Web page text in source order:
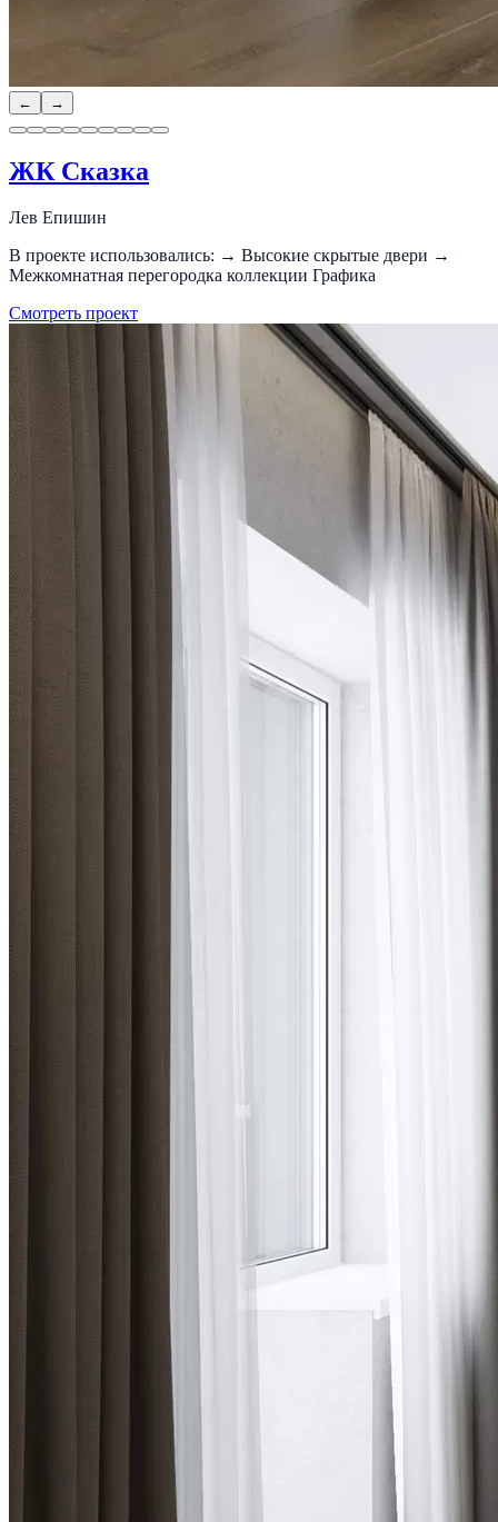
← →
ЖК Сказка
Лев Епишин
В проекте использовались: → Высокие скрытые двери →
Межкомнатная перегородка коллекции Графика
Смотреть проект